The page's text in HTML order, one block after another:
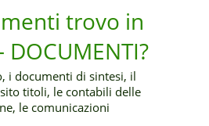
trovo in
DOCUMENTI?
i documenti di sintesi, il
titoli, le contabili delle
le comunicazioni